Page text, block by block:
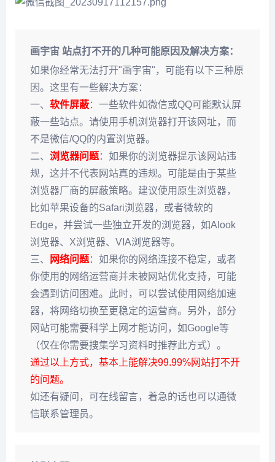
画宇宙 站点打不开的几种可能原因及解决方案：
如果你经常无法打开"画宇宙"，可能有以下三种原
因。这里有一些解决方案：
一、 软件屏蔽：一些软件如微信或QQ可能默认屏
蔽一些站点。请使用手机浏览器打开该网址，而
不是微信/QQ的内置浏览器。
二、 浏览器问题：如果你的浏览器提示该网站违
规，这并不代表网站真的违规。可能是由于某些
浏览器厂商的屏蔽策略。建议使用原生浏览器，
比如苹果设备的Safari浏览器，或者微软的
Edge，并尝试一些独立开发的浏览器，如Alook
浏览器、X浏览器、VIA浏览器等。
三、
网络问题：如果你的网络连接不稳定，或者
你使用的网络运营商并未被网站优化支持，可能
会遇到访问困难。此时，可以尝试使用网络加速
器，将网络切换至更稳定的运营商。另外，部分
网站可能需要科学上网才能访问，如Google等
（仅在你需要搜集学习资料时推荐此方式）。
通过以上方式，基本上能解决99.99%网站打不开
的问题。
如还有疑问，可在线留言，着急的话也可以通微
信联系管理员。